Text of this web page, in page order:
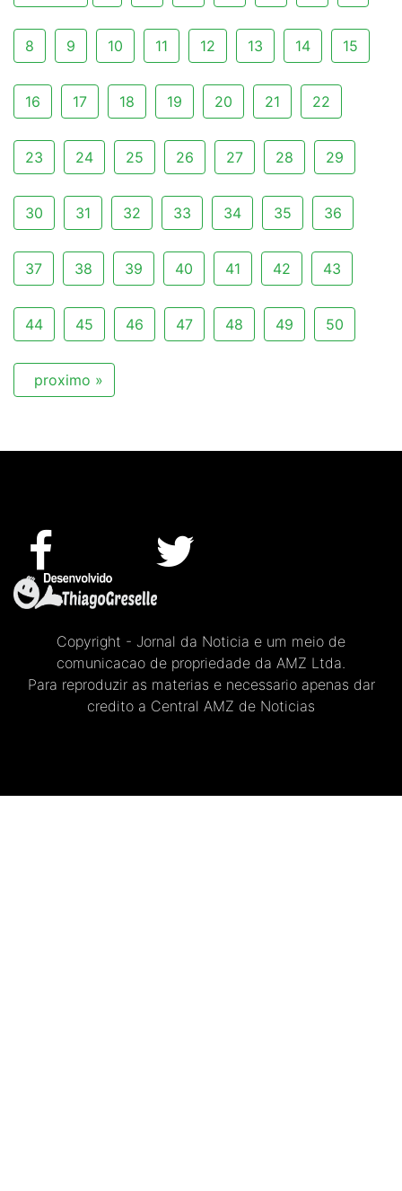
8 9 10 11 12 13 14 15
16 17 18 19 20 21 22
23 24 25 26 27 28 29
30 31 32 33 34 35 36
37 38 39 40 41 42 43
44 45 46 47 48 49 50
proximo »
Copyright - Jornal da Noticia e um meio de
comunicacao de propriedade da AMZ Ltda.
Para reproduzir as materias e necessario apenas dar
credito a Central AMZ de Noticias